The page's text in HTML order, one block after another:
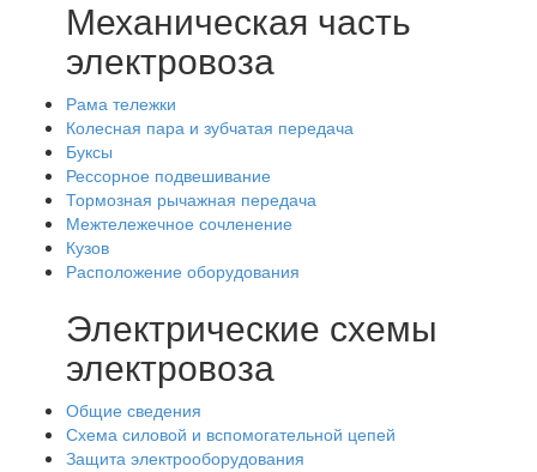
Механическая часть
электровоза
Рама тележки
Колесная пара и зубчатая передача
Буксы
Рессорное подвешивание
Тормозная рычажная передача
Межтележечное сочленение
Кузов
Расположение оборудования
Электрические схемы
электровоза
Общие сведения
Схема силовой и вспомогательной цепей
Защита электрооборудования